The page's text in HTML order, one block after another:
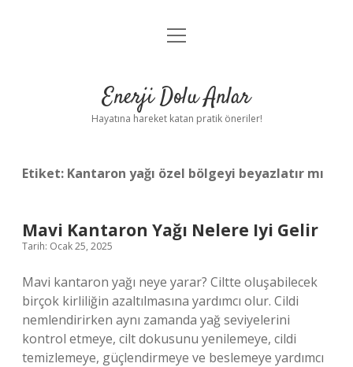
Anasayfa
Yasal Uyarı
menüyü
Enerji Dolu Anlar
Hayatına hareket katan pratik öneriler!
Etiket: Kantaron yağı özel bölgeyi beyazlatır mı
Mavi Kantaron Yağı Nelere Iyi Gelir
Tarih: Ocak 25, 2025
Mavi kantaron yağı neye yarar? Ciltte oluşabilecek
birçok kirliliğin azaltılmasına yardımcı olur. Cildi
nemlendirirken aynı zamanda yağ seviyelerini
kontrol etmeye, cilt dokusunu yenilemeye, cildi
temizlemeye, güçlendirmeye ve beslemeye yardımcı